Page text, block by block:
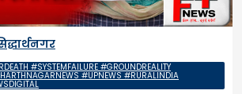
#SYSTEMFAILURE #GROUNDREALITY
#UPNEWS #RURALINDIA